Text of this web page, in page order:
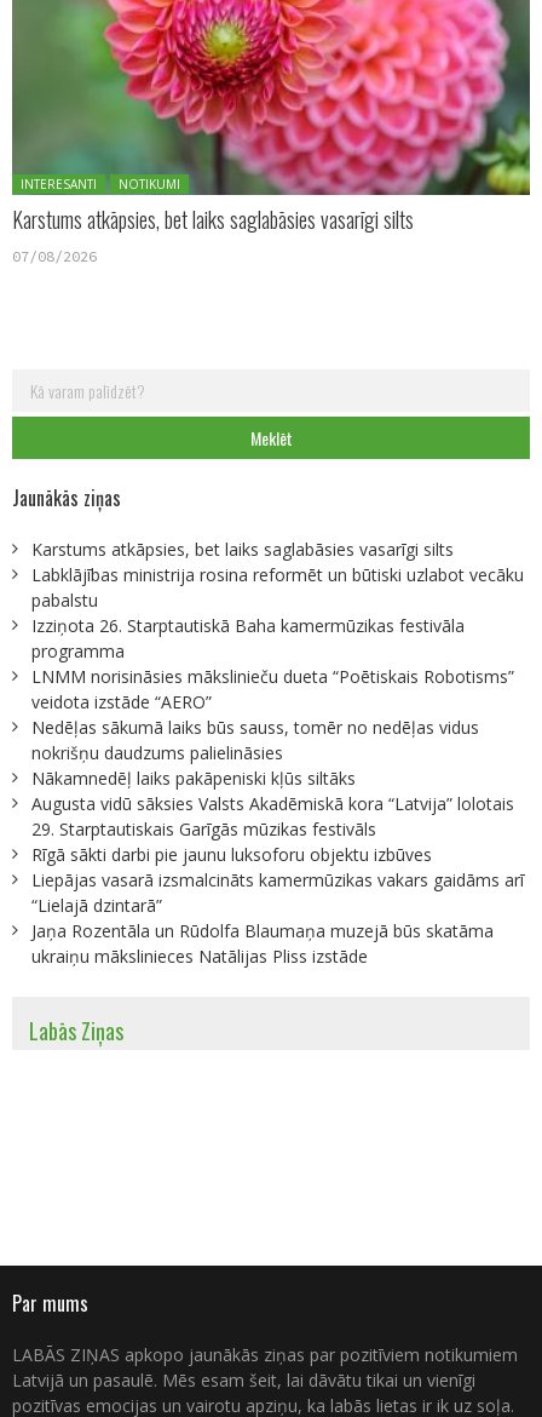
Posted in:
INTERESANTI NOTIKUMI
Karstums atkāpsies, bet laiks saglabāsies vasarīgi silts
07/08/2026
Meklēt:
Jaunākās ziņas
Karstums atkāpsies, bet laiks saglabāsies vasarīgi silts
Labklājības ministrija rosina reformēt un būtiski uzlabot vecāku
pabalstu
Izziņota 26. Starptautiskā Baha kamermūzikas festivāla
programma
LNMM norisināsies mākslinieču dueta “Poētiskais Robotisms”
veidota izstāde “AERO”
Nedēļas sākumā laiks būs sauss, tomēr no nedēļas vidus
nokrišņu daudzums palielināsies
Nākamnedēļ laiks pakāpeniski kļūs siltāks
Augusta vidū sāksies Valsts Akadēmiskā kora “Latvija” lolotais
29. Starptautiskais Garīgās mūzikas festivāls
Rīgā sākti darbi pie jaunu luksoforu objektu izbūves
Liepājas vasarā izsmalcināts kamermūzikas vakars gaidāms arī
“Lielajā dzintarā”
Jaņa Rozentāla un Rūdolfa Blaumaņa muzejā būs skatāma
ukraiņu mākslinieces Natālijas Pliss izstāde
Labās Ziņas
Par mums
LABĀS ZIŅAS apkopo jaunākās ziņas par pozitīviem notikumiem
Latvijā un pasaulē. Mēs esam šeit, lai dāvātu tikai un vienīgi
pozitīvas emocijas un vairotu apziņu, ka labās lietas ir ik uz soļa.